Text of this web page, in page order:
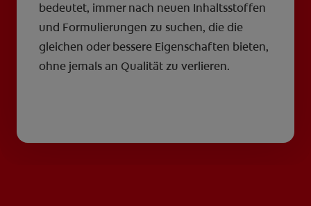
bedeutet, immer nach neuen Inhaltsstoffen
und Formulierungen zu suchen, die die
gleichen oder bessere Eigenschaften bieten,
ohne jemals an Qualität zu verlieren.